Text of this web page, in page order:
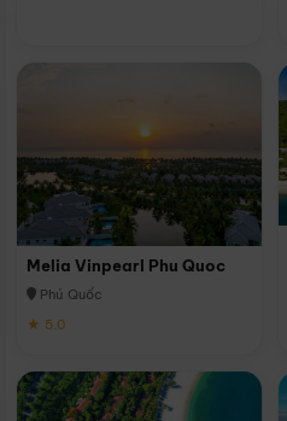
Melia Vinpearl Phu Quoc
Phú Quốc
★ 5.0